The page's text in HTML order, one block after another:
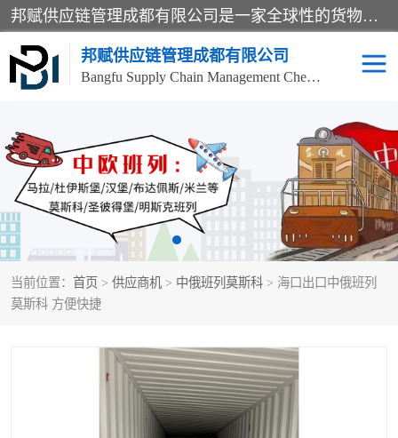
邦赋供应链管理成都有限公司是一家全球性的货物运输代理公司，主要从事：波兰中欧班列、德国中欧班列、出口莫斯科班列、中欧班列进口、蓉欧铁路、成都出口空运等业务，同时亦提供报关、报检、仓储、码头操作等服务。
邦赋供应链管理成都有限公司
Bangfu Supply Chain Management Chengdu Co.,LTD
当前位置： 首页 > 供应商机 > 中俄班列莫斯科 > 海口出口中俄班列
莫斯科 方便快捷
进出口门到门 成都中欧班列
国际汽运 国际空运
食品进口物流清关 南美海运
化妆品进口清关物流 国际海运
中欧班列进口红酒啤酒